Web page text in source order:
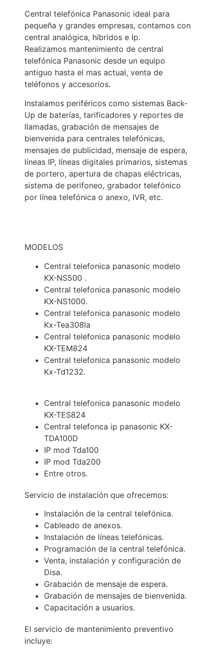
Central telefónica Panasonic ideal para
pequeña y grandes empresas, contamos con
central analógica, híbridos e Ip.
Realizamos mantenimiento de central
telefónica Panasonic desde un equipo
antiguo hasta el mas actual, venta de
teléfonos y accesorios.
Instalamos periféricos como sistemas Back-
Up de baterías, tarificadores y reportes de
llamadas, grabación de mensajes de
bienvenida para centrales telefónicas,
mensajes de publicidad, mensaje de espera,
líneas IP, líneas digitales primarios, sistemas
de portero, apertura de chapas eléctricas,
sistema de perifoneo, grabador telefónico
por línea telefónica o anexo, IVR, etc.
MODELOS
Central telefonica panasonic modelo
KX-NS500 .
Central telefonica panasonic modelo
KX-NS1000.
Central telefonica panasonic modelo
Kx-Tea308la
Central telefonica panasonic modelo
KX-TEM824
Central telefonica panasonic modelo
Kx-Td1232.
Central telefonica panasonic modelo
KX-TES824
Central telefonca ip panasonic KX-
TDA100D
IP mod Tda100
IP mod Tda200
Entre otros.
Servicio de instalación que ofrecemos:
Instalación de la central telefónica.
Cableado de anexos.
Instalación de líneas telefónicas.
Programación de la central telefónica.
Venta, instalación y configuración de
Disa.
Grabación de mensaje de espera.
Grabación de mensajes de bienvenida.
Capacitación a usuarios.
El servicio de mantenimiento preventivo
incluye: